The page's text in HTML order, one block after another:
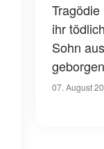
ihr
Sohn
07. August